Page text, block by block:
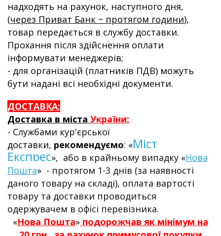
надходять на рахунок, наступного дня,
(через Приват Банк ~ протягом години),
товар передається в службу доставки.
Прохання після здійснення оплати
інформувати менеджерів;
- для організацій (платників ПДВ) можуть
бути надані всі необхідні документи.
ДОСТАВКА:
Доставка в міста України:
- Службами кур'єрської
доставки, рекомендуємо: «Міст
Експрес», або в крайньому випадку «Нова
Пошта» - протягом 1-3 днів (за наявності
даного товару на складі), оплата вартості
товару та доставки проводиться
одержувачем в офісі перевізника.
«Нова Пошта» подорожчав як мінімум на